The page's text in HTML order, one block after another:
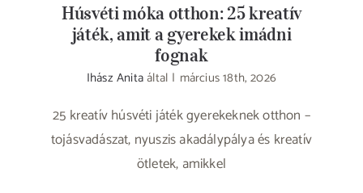
Húsvéti móka otthon: 25 kreatív
játék, amit a gyerekek imádni
fognak
Ihász Anitaáltal | március 18th, 2026
25 kreatív húsvéti játék gyerekeknek otthon –
tojásvadászat, nyuszis akadálypálya és kreatív
ötletek, amikkel